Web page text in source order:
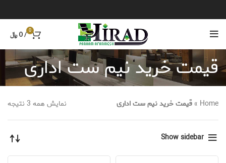
0
/
0 ﷼
قیمت خرید نیم ست اداری
Home
» قیمت خرید نیم ست اداری نمایش همه 3 نتیجه
Show sidebar